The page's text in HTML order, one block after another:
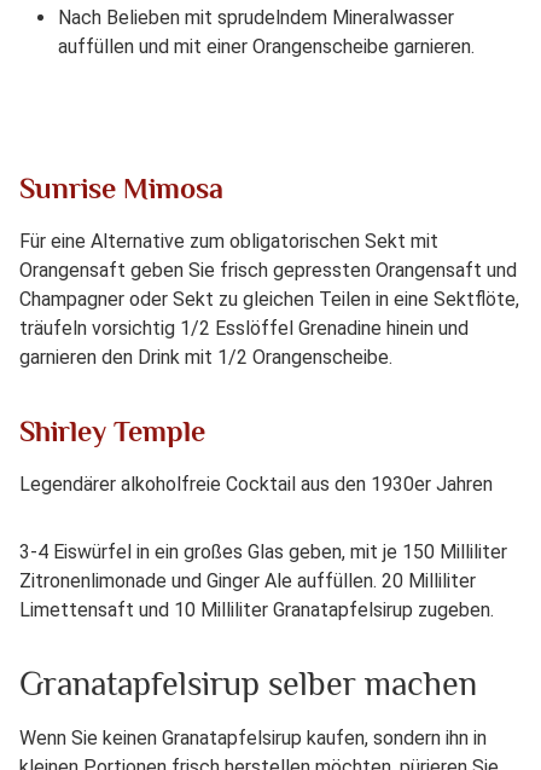
Nach Belieben mit sprudelndem Mineralwasser
auffüllen und mit einer Orangenscheibe garnieren.
Sunrise Mimosa
Für eine Alternative zum obligatorischen Sekt mit
Orangensaft geben Sie frisch gepressten Orangensaft und
Champagner oder Sekt zu gleichen Teilen in eine Sektflöte,
träufeln vorsichtig 1/2 Esslöffel Grenadine hinein und
garnieren den Drink mit 1/2 Orangenscheibe.
Shirley Temple
Legendärer alkoholfreie Cocktail aus den 1930er Jahren
3-4 Eiswürfel in ein großes Glas geben, mit je 150 Milliliter
Zitronenlimonade und Ginger Ale auffüllen. 20 Milliliter
Limettensaft und 10 Milliliter Granatapfelsirup zugeben.
Granatapfelsirup selber machen
Wenn Sie keinen Granatapfelsirup kaufen, sondern ihn in